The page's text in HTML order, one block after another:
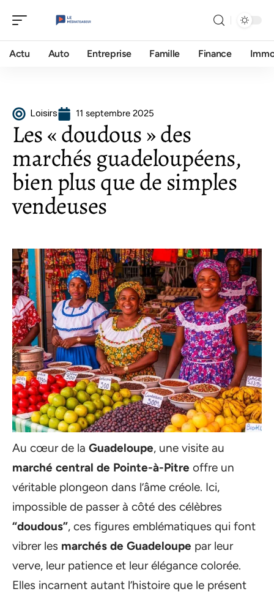
Actu Auto Entreprise Famille Finance
Loisirs 11 septembre 2025
Les « doudous » des
marchés guadeloupéens,
bien plus que de simples
vendeuses
Au cœur de la Guadeloupe, une visite au
marché central de Pointe-à-Pitre offre un
véritable plongeon dans l’âme créole. Ici,
impossible de passer à côté des célèbres
“doudous”, ces figures emblématiques qui font
vibrer les marchés de Guadeloupe par leur
verve, leur patience et leur élégance colorée.
Elles incarnent autant l’histoire que le présent